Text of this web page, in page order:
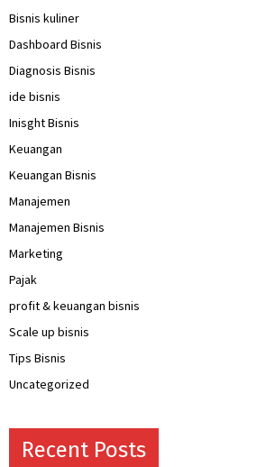
Bisnis kuliner
Dashboard Bisnis
Diagnosis Bisnis
ide bisnis
Inisght Bisnis
Keuangan
Keuangan Bisnis
Manajemen
Manajemen Bisnis
Marketing
Pajak
profit & keuangan bisnis
Scale up bisnis
Tips Bisnis
Uncategorized
Recent Posts